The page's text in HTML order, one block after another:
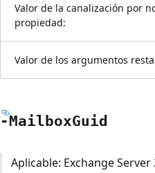
Valor de la canalización por
propiedad:
Valor de los argumentos
-MailboxGuid
Aplicable: Exchange